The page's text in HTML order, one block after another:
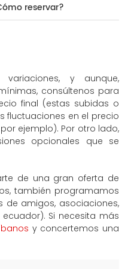
reservar?
y aunque,
consúltenos para
final (estas subidas o
fluctuaciones en el precio
ejemplo). Por otro lado,
opcionales que se
de una gran oferta de
también programamos
amigos, asociaciones,
Si necesita más
y concertemos una